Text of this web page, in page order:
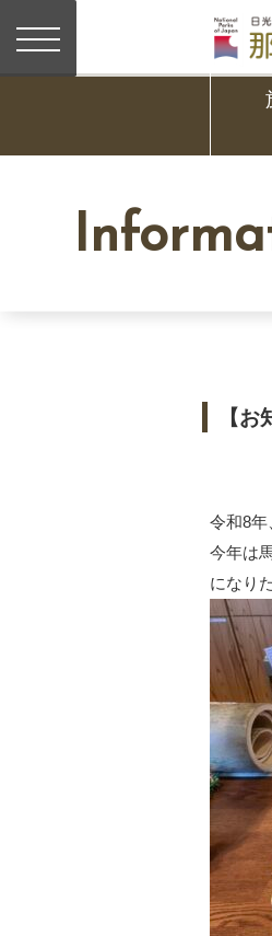
【
令和8年
今年は
になり